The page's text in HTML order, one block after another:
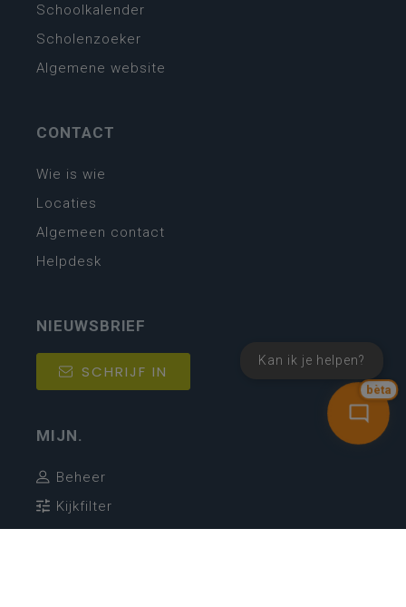
bèta
Kan ik je helpen?
Schoolkalender
Scholenzoeker
Algemene website
CONTACT
Wie is wie
Locaties
Algemeen contact
Helpdesk
NIEUWSBRIEF
SCHRIJF IN
MIJN.
Beheer
Kijkfilter